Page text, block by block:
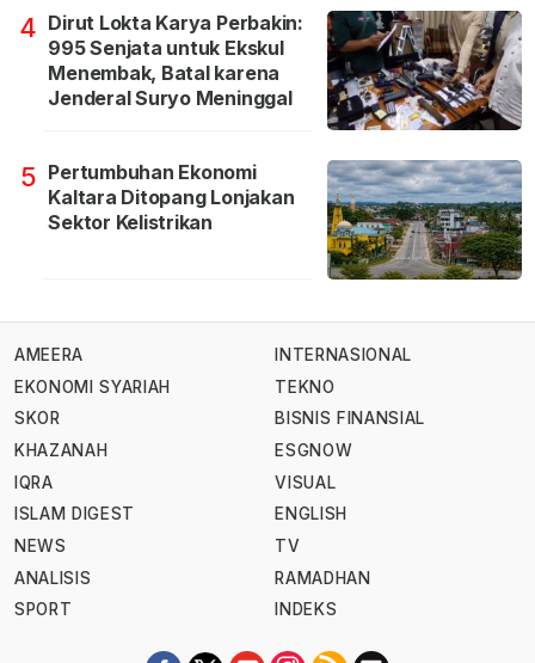
4 Dirut Lokta Karya Perbakin:
995 Senjata untuk Ekskul
Menembak, Batal karena
Jenderal Suryo Meninggal
5 Pertumbuhan Ekonomi
Kaltara Ditopang Lonjakan
Sektor Kelistrikan
AMEERA
EKONOMI SYARIAH
SKOR
KHAZANAH
IQRA
ISLAM DIGEST
NEWS
ANALISIS
SPORT
INTERNASIONAL
TEKNO
BISNIS FINANSIAL
ESGNOW
VISUAL
ENGLISH
TV
RAMADHAN
INDEKS